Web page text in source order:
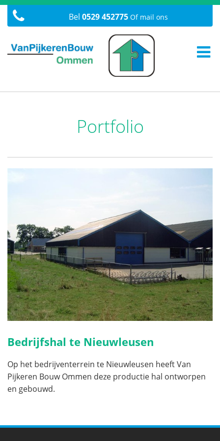
Bel 0529 452775Of mail ons
Portfolio
Bedrijfshal te Nieuwleusen
Op het bedrijventerrein te Nieuwleusen heeft Van
Pijkeren Bouw Ommen deze productie hal ontworpen
en gebouwd.